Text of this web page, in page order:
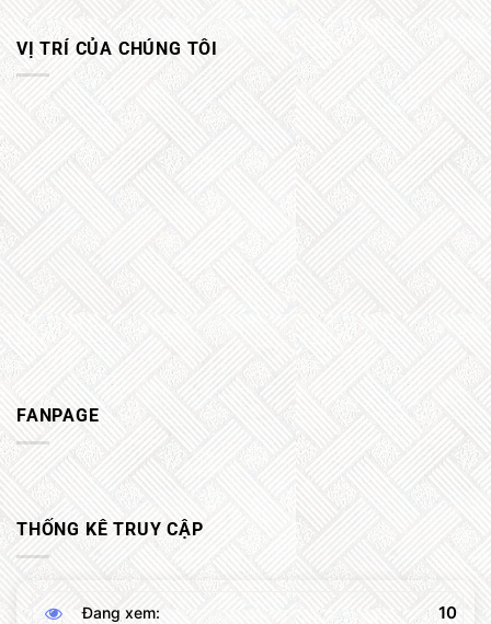
VỊ TRÍ CỦA CHÚNG TÔI
FANPAGE
THỐNG KÊ TRUY CẬP
Đang xem: 10